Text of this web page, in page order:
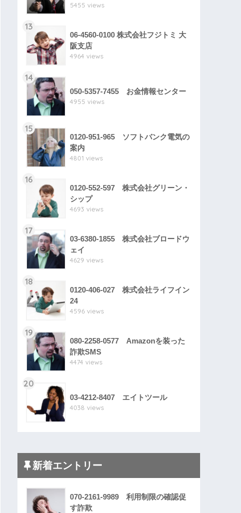
5455 views
13
06-4560-0100 株式会社フジトミ 大
阪支店
4964 views
14
050-5357-7455 お金情報センター
4955 views
15
0120-951-965 ソフトバンク電気の
案内
4801 views
16
0120-552-597 株式会社グリーン・
シップ
4693 views
17
03-6380-1855 株式会社ブロードウ
ェイ
4629 views
18
0120-406-027 株式会社ライフイン
24
4596 views
19
080-2258-0577 Amazonを装った
詐欺SMS
4474 views
20
03-4212-8407 エイトツール
4038 views
新着エントリー
070-2161-9989 利用制限の確認促
す詐欺